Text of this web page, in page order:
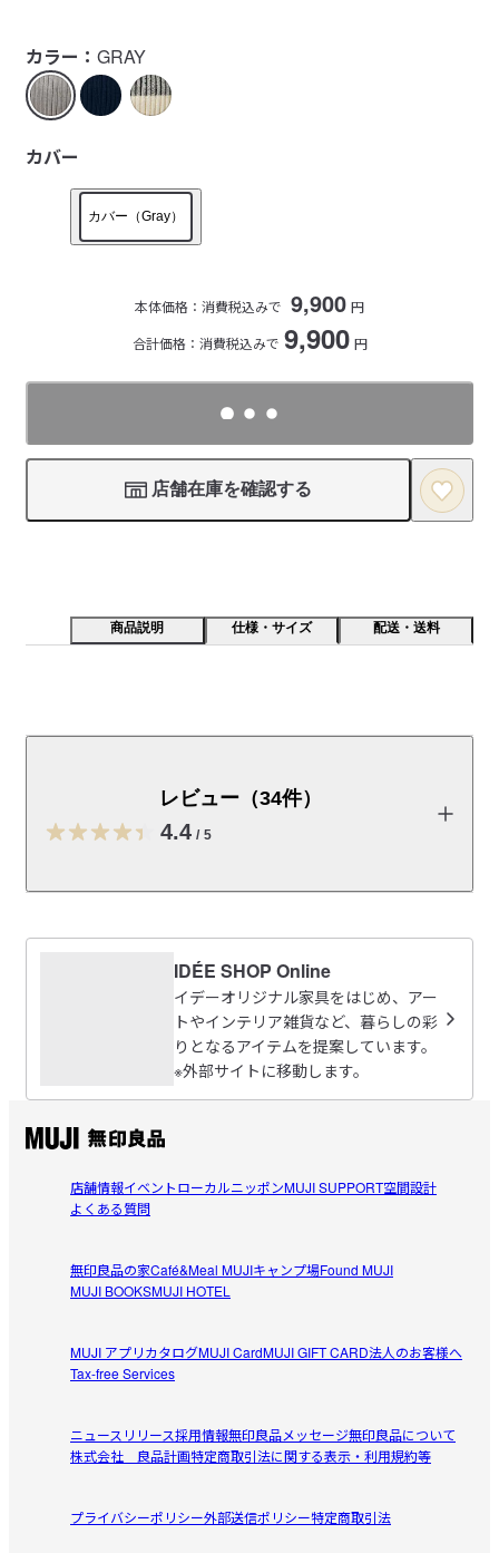
カラー： GRAY
カバー
カバー（Gray）
本体価格： 消費税込みで 9,900 円
合計価格：消費税込みで 9,900 円
店舗在庫を確認する
商品説明 仕様・サイズ 配送・送料
の姿勢の微妙な変化に対応して体をサポートしてくれる
クッションです。
※こちらの商品はカバーのみの販売です。
ＰＵＵＦ　（Ｂｏｄｙ）のページはこちら
取扱説明書（PDF：0.3MB）
組立説明書 （PDF：0.1MB）
受取手段店舗受け取り可・コンビニ受け取り不可
レビュー（34件）
4.4 / 5
体にフィットするソファ（四角いビーズクッション）と迷
いましたが、見た目のかわいさとカバーのカラー展開の豊
て使ってます。グレーは部屋に溶け込んで圧迫感を与えな
いのでいい感じです。
参考になった（0人）
2026/06/06
かわいいコロンとしたデザイン！
プーフはMIXデザインが好きです
身体に馴染んで
歴史を刻んでいきます。
むじこ
2026/05/31
かわいいです！
ただ、子供が雑に扱うと中身が出てきてしまい、それが結
IDÉE SHOP Online
イデーオリジナル家具をはじめ、アー
トやインテリア雑貨など、暮らしの彩
りとなるアイテムを提案しています。
※外部サイトに移動します。
店舗情報イベントローカルニッポンMUJI SUPPORT空間設計
よくある質問
無印良品の家Café&Meal MUJIキャンプ場Found MUJI
MUJI BOOKSMUJI HOTEL
MUJI アプリカタログMUJI CardMUJI GIFT CARD法人のお客様へ
Tax-free Services
ニュースリリース採用情報無印良品メッセージ無印良品について
株式会社 良品計画特定商取引法に関する表示・利用規約等
プライバシーポリシー外部送信ポリシー特定商取引法